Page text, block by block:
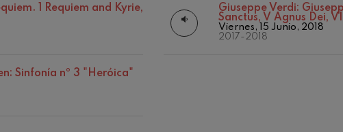
Otras actividades
1 Requiem and Kyrie,
Giuseppe Verdi:
Sanctus, V Agnus Dei,
Viernes, 15 Junio, 2018
2017-2018
Sinfonía nº 3 "Heróica"
AGOSTO, 2026
MIÉRCOLES, 20:00